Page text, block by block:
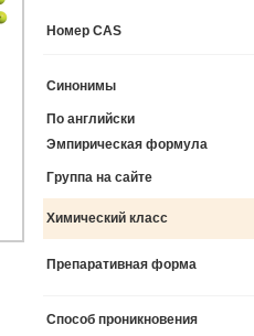
Номер CAS
Синонимы
По английски
Эмпирическая формула
Группа на сайте
Химический класс
Препаративная форма
Способ проникновения